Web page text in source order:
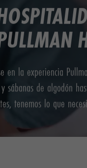
en la experiencia
sábanas de algodón
tenemos lo que